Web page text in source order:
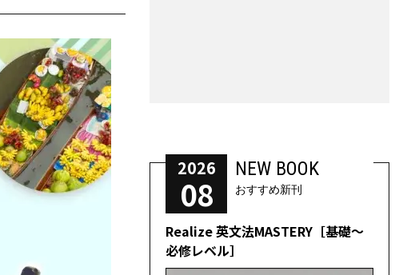
2026
08
NEW BOOK
おすすめ新刊
Realize 英文法MASTERY［基礎～
必修レベル］